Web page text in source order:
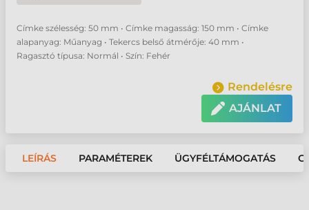
Címke szélesség: 50 mm • Címke magasság: 150 mm • Címke
alapanyag: Műanyag • Tekercs belső átmérője: 40 mm •
Ragasztó típusa: Normál • Szín: Fehér
Rendelésre
AJÁNLAT
LEÍRÁS PARAMÉTEREK ÜGYFÉLTÁMOGATÁS